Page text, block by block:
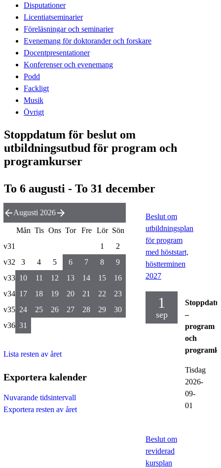
Disputationer
Licentiatseminarier
Föreläsningar och seminarier
Evenemang för doktorander och forskare
Docentpresentationer
Konferenser och evenemang
Podd
Fackligt
Musik
Övrigt
Stoppdatum för beslut om
utbildningsutbud för program och
programkurser
To 6 augusti - To 31 december
Beslut om
utbildningsplan
för program
med höststart,
höstterminen
2027
1
sep
–
program
och
Tisdag
2026-
09-
01
Beslut om
reviderad
kursplan
Augusti 2026
Mån Tis Ons Tor Fre Lör Sön
v31
1
2
v32
3 4 5 6 7 8
9
v33 10 11 12 13 14 15
16
v34 17 18 19 20 21 22
23
v35 24 25 26 27 28 29
30
v36 31
Lista resten av året
Exportera kalender
Nuvarande tidsintervall
Exportera resten av året